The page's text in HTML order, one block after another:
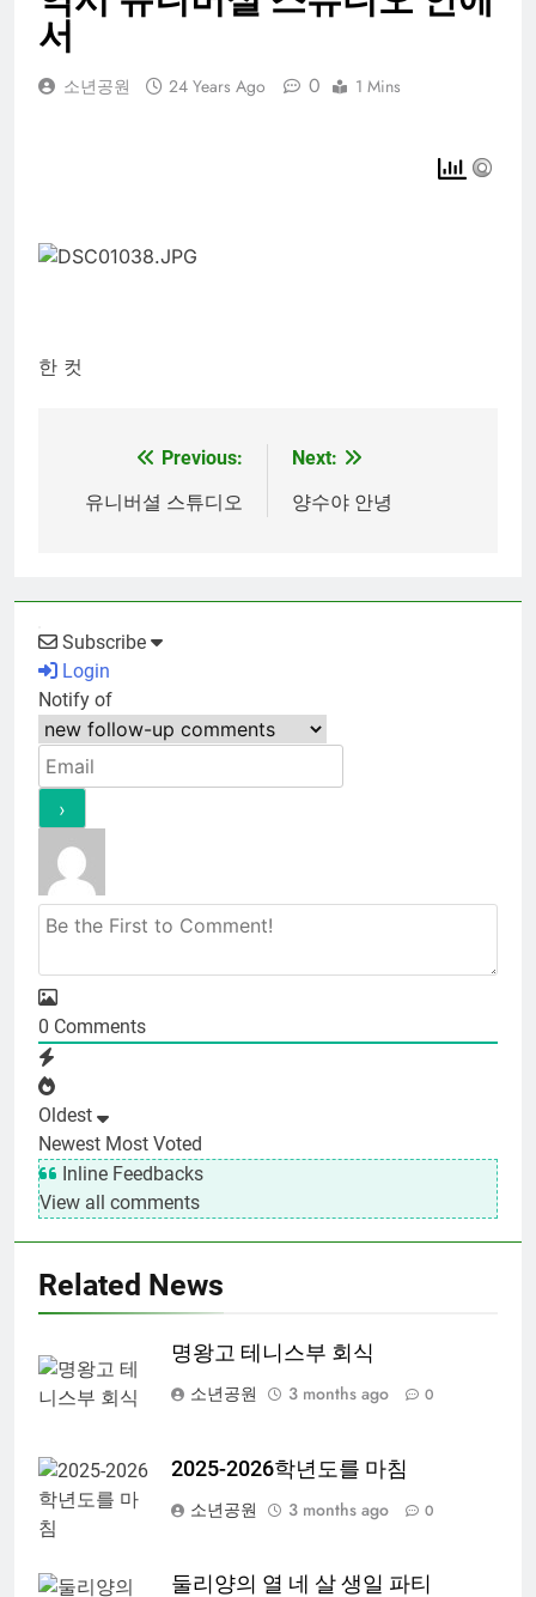
서
소년공원 24 Years Ago 0 1 Mins
한 컷
navigation
Previous:
유니버셜 스튜디오
Next:
양수야 안녕
Subscribe
Login
Notify of
0 Comments
Oldest
Newest Most Voted
Inline Feedbacks
View all comments
Related News
명왕고 테니스부 회식
소년공원
3 months ago 0
2025-2026학년도를 마침
소년공원
3 months ago 0
둘리양의 열 네 살 생일 파티